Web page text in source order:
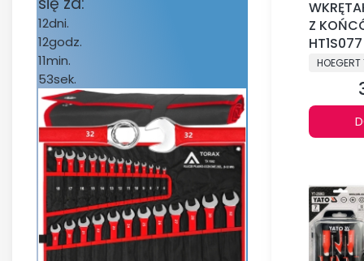
12dni.
12godz.
11min.
53sek.
Z
HT1S077